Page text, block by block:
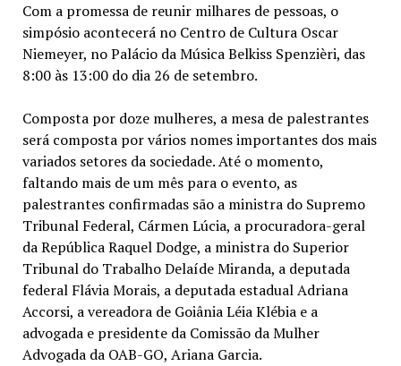
Com a promessa de reunir milhares de pessoas, o
simpósio acontecerá no Centro de Cultura Oscar
Niemeyer, no Palácio da Música Belkiss Spenzièri, das
8:00 às 13:00 do dia 26 de setembro.
Composta por doze mulheres, a mesa de palestrantes
será composta por vários nomes importantes dos mais
variados setores da sociedade. Até o momento,
faltando mais de um mês para o evento, as
palestrantes confirmadas são a ministra do Supremo
Tribunal Federal, Cármen Lúcia, a procuradora-geral
da República Raquel Dodge, a ministra do Superior
Tribunal do Trabalho Delaíde Miranda, a deputada
federal Flávia Morais, a deputada estadual Adriana
Accorsi, a vereadora de Goiânia Léia Klébia e a
advogada e presidente da Comissão da Mulher
Advogada da OAB-GO, Ariana Garcia.